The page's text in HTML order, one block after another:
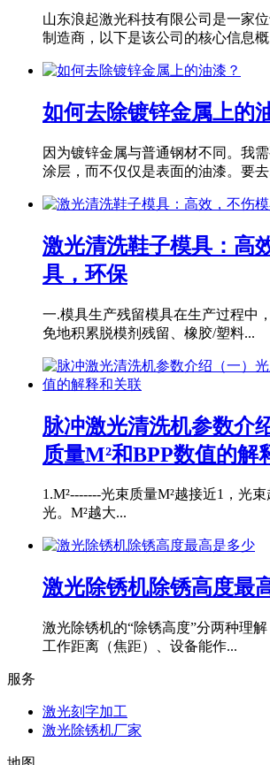
山东浪起激光科技有限公司是一家
制造商，以下是该公司的核心信息概
如何去除镀锌金属上的
因为镀锌金属与普通钢材不同。我
涂层，而不仅仅是表面的油漆。要去
激光清洗鞋子模具：高
具，环保
一.模具生产残留模具在生产过程中
免地积累脱模剂残留、橡胶/塑料...
脉冲激光清洗机参数介
质量M²和BPP数值的解
1.M²-------光束质量M²越接近1，光
光。M²越大...
激光除锈机除锈高度最
激光除锈机的“除锈高度”分两种理
工作距离（焦距）、设备能作...
服务
激光刻字加工
激光除锈机厂家